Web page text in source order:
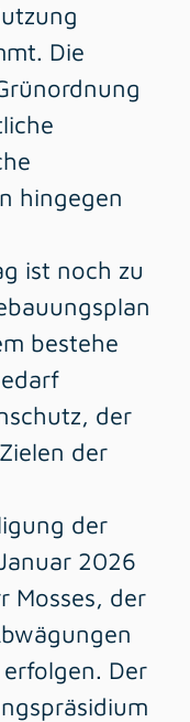
Die
hingegen
ist noch zu
bestehe
der
der
der
2026
Mosses, der
Der